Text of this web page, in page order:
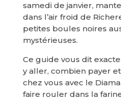
samedi de janvier,
dans l’air froid de
petites boules noires
mystérieuses.
Ce guide vous dit
y aller, combien payer
chez vous avec le
faire rouler dans la